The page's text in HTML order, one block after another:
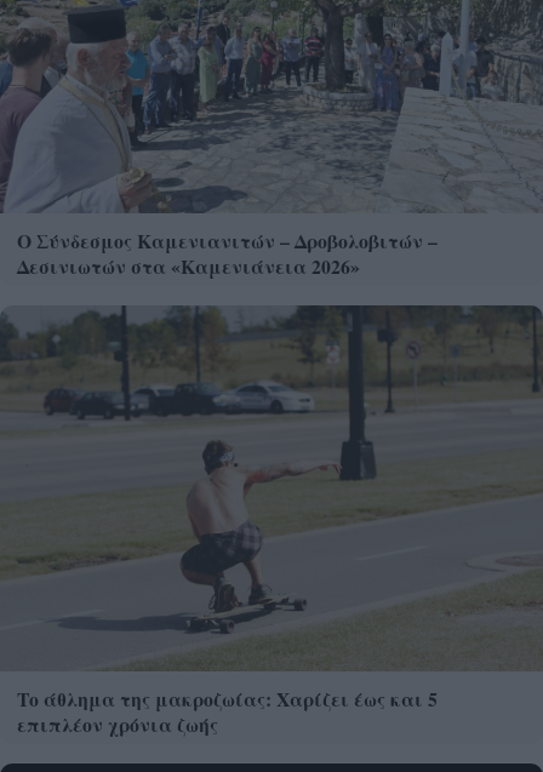
Ο Σύνδεσμος Καμενιανιτών – Δροβολοβιτών –
Δεσινιωτών στα «Καμενιάνεια 2026»
Το άθλημα της μακροζωίας: Χαρίζει έως και 5
επιπλέον χρόνια ζωής